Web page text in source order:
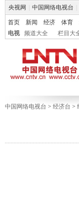
央视网 中国网络电视台
首页 新闻 经济 体育
电视
频道大全 栏目大
中国网络电视台 > 经济台 >